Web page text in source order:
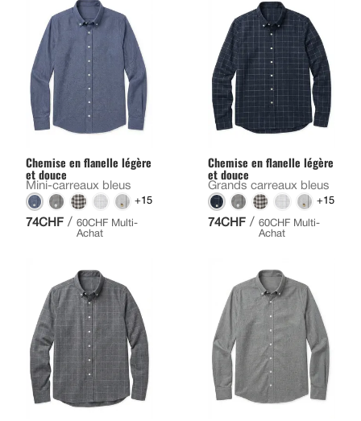
Chemise en flanelle légère
et douce
Mini-carreaux bleus
+15
74CHF / 60CHF Multi-
Achat
Chemise en flanelle légère
et douce
Grands carreaux bleus
+15
74CHF / 60CHF Multi-
Achat